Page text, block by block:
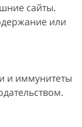
сайты.
или
и иммунитеты